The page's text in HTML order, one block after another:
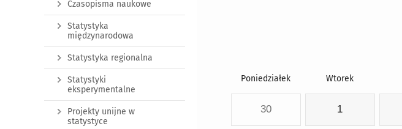
Poniedziałek Wtorek
30 1
Czasopisma naukowe
Statystyka
międzynarodowa
Statystyka regionalna
Statystyki
eksperymentalne
Projekty unijne w
statystyce